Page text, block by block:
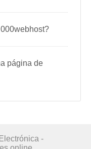
página de
-